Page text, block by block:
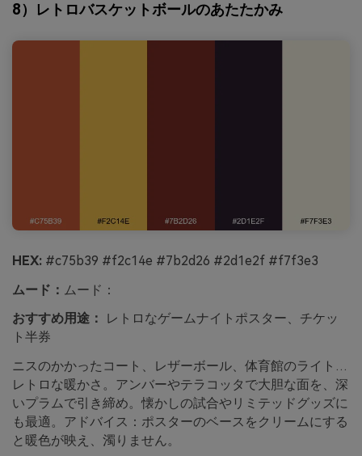
8）レトロバスケットボールのあたたかみ
HEX: #c75b39 #f2c14e #7b2d26 #2d1e2f #f7f3e3
ムード： ムード：
おすすめ用途：
レトロなゲームナイトポスター、チケッ
ト半券
ニスのかかったコート、レザーボール、体育館のライト…
レトロな暖かさ。アンバーやテラコッタで大胆な面を、深
いプラムで引き締め。懐かしの試合やリミテッドグッズに
も最適。アドバイス：ポスターのベースをクリームにする
と暖色が映え、濁りません。